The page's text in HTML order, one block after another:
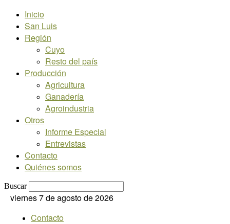
Inicio
San Luis
Región
Cuyo
Resto del país
Producción
Agricultura
Ganadería
Agroindustria
Otros
Informe Especial
Entrevistas
Contacto
Quiénes somos
Buscar
viernes 7 de agosto de 2026
Contacto